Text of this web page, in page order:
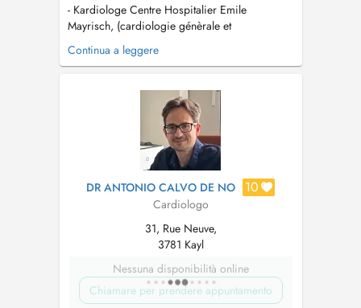
- Kardiologe Centre Hospitalier Emile
Mayrisch, (cardiologie génèrale et
interventionnelle) - Facharzt für Innere Medizin
und Kardiologie, Ärztekammer Westfalen-Lippe
Continua a leggere
DR ANTONIO CALVO DE NO 10
Cardiologo
31, Rue Neuve,
3781 Kayl
Nessuna disponibilità online
Chiamare per prendere appuntamento